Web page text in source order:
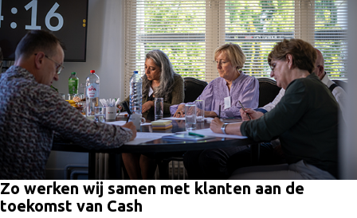
Zo werken wij samen met klanten aan de
toekomst van Cash